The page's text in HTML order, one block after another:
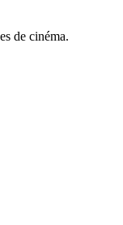
de cinéma.